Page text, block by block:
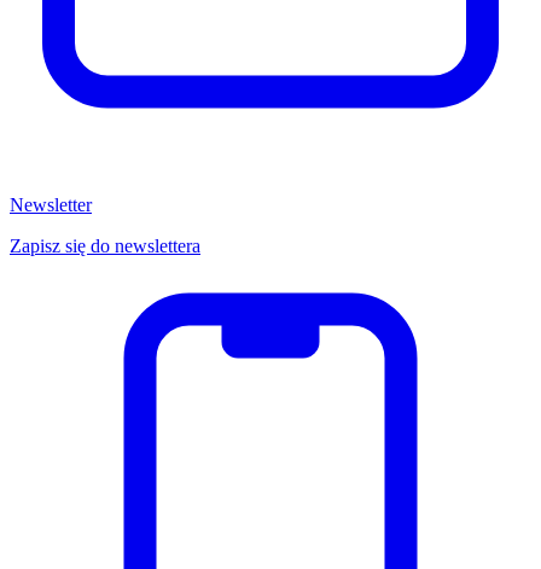
Newsletter
Zapisz się do newslettera